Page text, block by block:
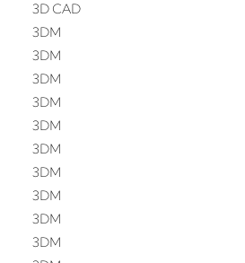
3D CAD
3DM
3DM
3DM
3DM
3DM
3DM
3DM
3DM
3DM
3DM